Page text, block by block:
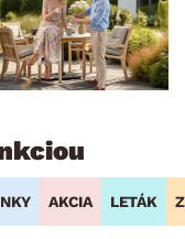
AKCIA LETÁK